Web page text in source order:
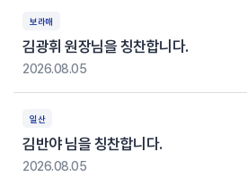
보라매
김광휘 원장님을 칭찬합니다.
2026.08.05
일산
김반야 님을 칭찬합니다.
2026.08.05